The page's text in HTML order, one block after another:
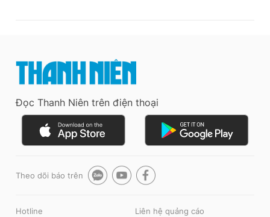
Đọc Thanh Niên trên điện thoại
Theo dõi báo trên
Hotline Liên hệ quảng cáo